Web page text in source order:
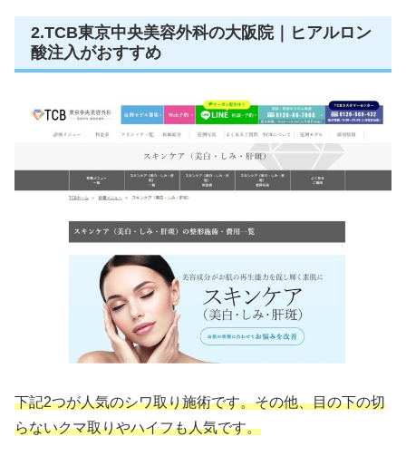
2.TCB東京中央美容外科の大阪院｜ヒアルロン
酸注入がおすすめ
下記2つが人気のシワ取り施術です。その他、目の下の切
らないクマ取りやハイフも人気です。